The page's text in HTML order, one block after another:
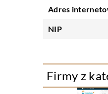
Adres
NIP
Firmy z